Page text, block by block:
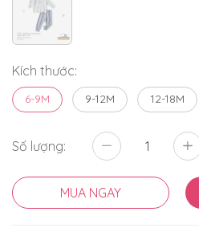
Kích thước:
6-9M 9-12M 12-18M
Số lượng:
MUA NGAY